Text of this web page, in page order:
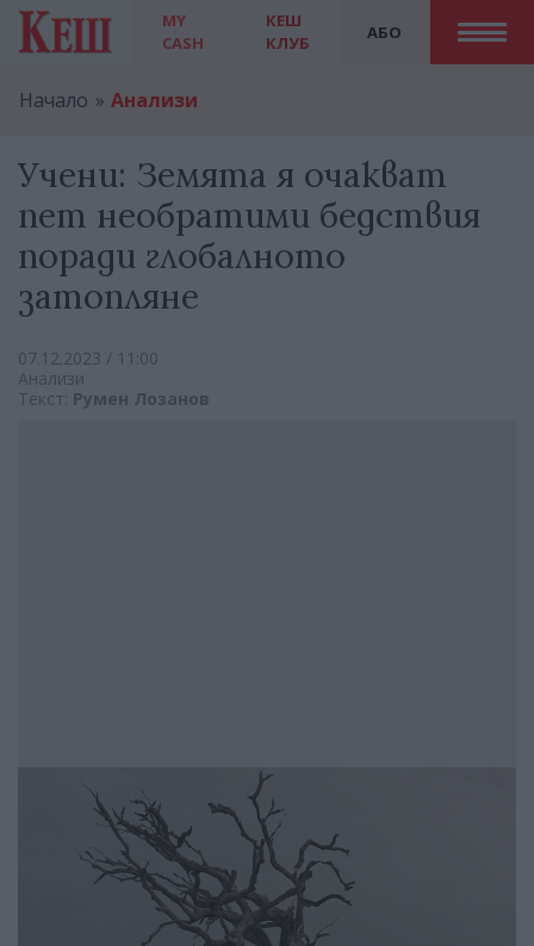
MY
CASH
АБО
КЕШ
КЛУБ
Начало Анализи
Учени: Земята я очакват
пет необратими бедствия
поради глобалното
затопляне
07.12.2023 / 11:00
Анализи
Текст: Румен Лозанов